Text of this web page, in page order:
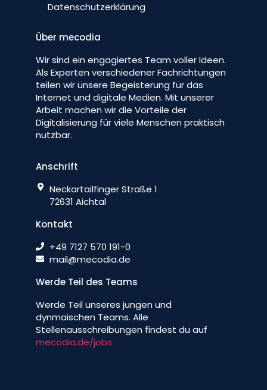
Datenschutzerklärung
Über mecodia
Wir sind ein engagiertes Team voller Ideen.
Als Experten verschiedener Fachrichtungen
teilen wir unsere Begeisterung für das
Internet und digitale Medien. Mit unserer
Arbeit machen wir die Vorteile der
Digitalisierung für viele Menschen praktisch
nutzbar.
Anschrift
Neckartailfinger Straße 1
72631 Aichtal
Kontakt
+49 7127 570 191-0
mail@mecodia.de
Werde Teil des Teams
Werde Teil unseres jungen und
dynmaischen Teams. Alle
Stellenausschreibungen findest du auf
mecodia.de/jobs